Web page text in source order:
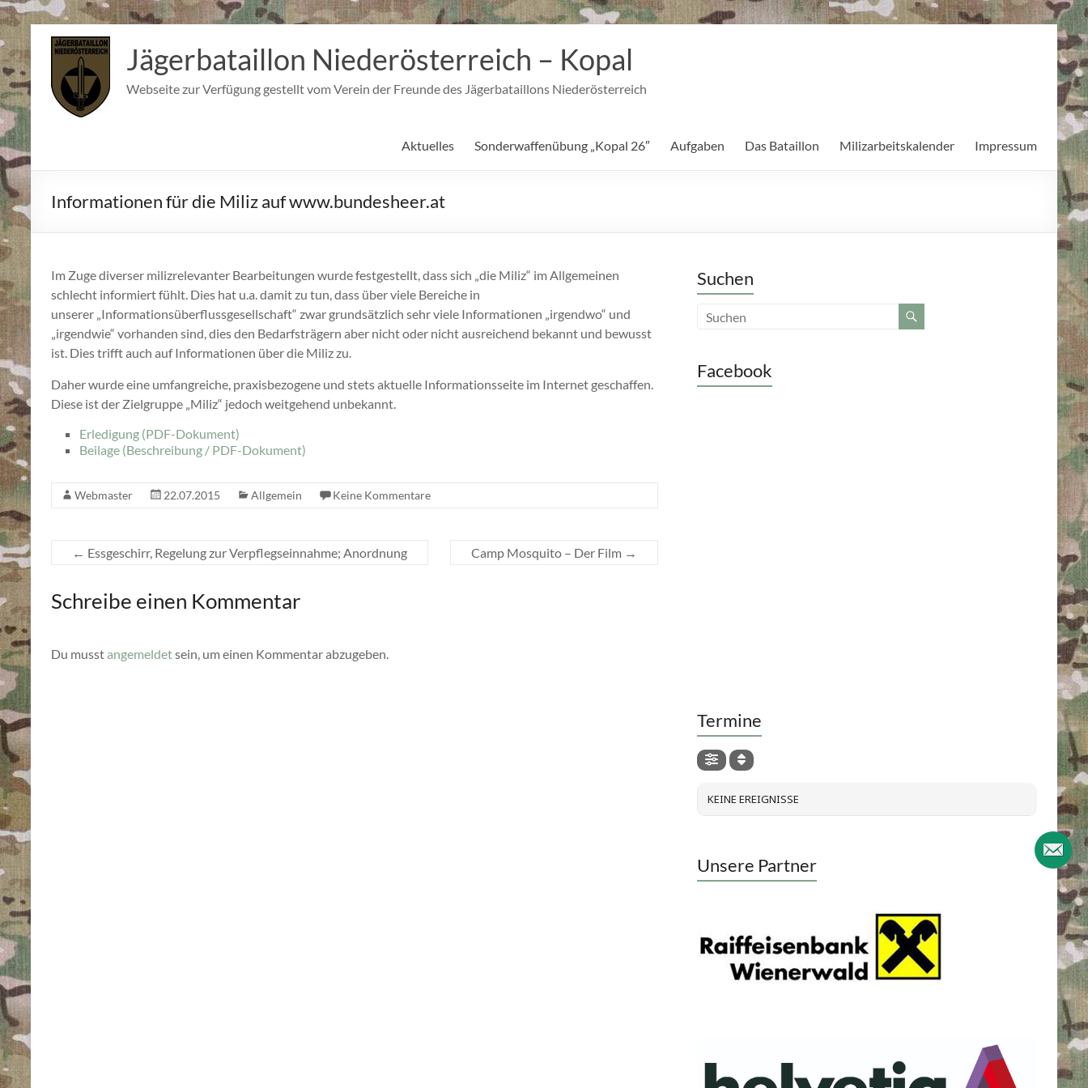
Inhalt
springen
Jägerbataillon Niederösterreich – Kopal
Webseite zur Verfügung gestellt vom Verein der Freunde des Jägerbataillons Niederösterreich
Aktuelles Sonderwaffenübung „Kopal 26″ Aufgaben Das Bataillon Milizarbeitskalender Impressum
Informationen für die Miliz auf www.bundesheer.at
Im Zuge diverser milizrelevanter Bearbeitungen wurde festgestellt, dass sich „die Miliz“ im Allgemeinen
schlecht informiert fühlt. Dies hat u.a. damit zu tun, dass über viele Bereiche in
unserer „Informationsüberflussgesellschaft“ zwar grundsätzlich sehr viele Informationen „irgendwo“ und
„irgendwie“ vorhanden sind, dies den Bedarfsträgern aber nicht oder nicht ausreichend bekannt und bewusst
ist. Dies trifft auch auf Informationen über die Miliz zu.
Daher wurde eine umfangreiche, praxisbezogene und stets aktuelle Informationsseite im Internet geschaffen.
Diese ist der Zielgruppe „Miliz“ jedoch weitgehend unbekannt.
Erledigung (PDF-Dokument)
Beilage (Beschreibung / PDF-Dokument)
Webmaster 22.07.2015 Allgemein Keine Kommentare
← Essgeschirr, Regelung zur Verpflegseinnahme; Anordnung Camp Mosquito – Der Film →
Schreibe einen Kommentar
Du musstangemeldetsein, um einen Kommentar abzugeben.
Suchen
Facebook
Termine
KEINE EREIGNISSE
Unsere Partner